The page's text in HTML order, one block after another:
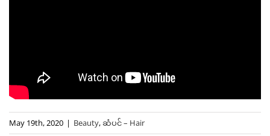
May 19th, 2020 | Beauty,ဆံပင် – Hair